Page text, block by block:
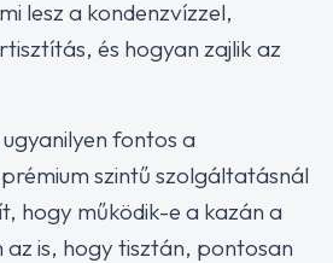
lesz a kondenzvízzel,
és hogyan zajlik az
fontos a
szintű szolgáltatásnál
hogy működik-e a kazán a
az is, hogy tisztán, pontosan